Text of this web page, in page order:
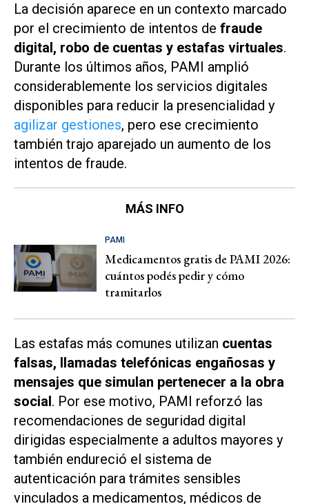
La decisión aparece en un contexto marcado
por el crecimiento de intentos de fraude
digital, robo de cuentas y estafas virtuales.
Durante los últimos años, PAMI amplió
considerablemente los servicios digitales
disponibles para reducir la presencialidad y
agilizar gestiones, pero ese crecimiento
también trajo aparejado un aumento de los
intentos de fraude.
MÁS INFO
PAMI
Medicamentos gratis de PAMI 2026:
cuántos podés pedir y cómo
tramitarlos
Las estafas más comunes utilizan cuentas
falsas, llamadas telefónicas engañosas y
mensajes que simulan pertenecer a la obra
social. Por ese motivo, PAMI reforzó las
recomendaciones de seguridad digital
dirigidas especialmente a adultos mayores y
también endureció el sistema de
autenticación para trámites sensibles
vinculados a medicamentos, médicos de